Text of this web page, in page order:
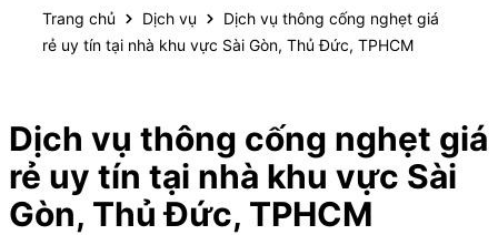
Trang chủ Dịch vụ
Dịch vụ thông cống nghẹt giá
rẻ uy tín tại nhà khu vực Sài Gòn, Thủ Đức, TPHCM
Dịch vụ thông cống nghẹt giá
rẻ uy tín tại nhà khu vực Sài
Gòn, Thủ Đức, TPHCM